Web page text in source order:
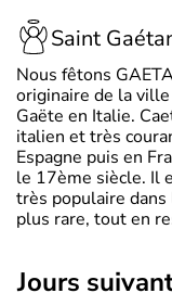
Saint
Nous fêtons
originaire de la
Gaëte en Italie.
italien et très
Espagne puis en
le 17ème siècle. Il
très populaire
plus rare, tout en
jours